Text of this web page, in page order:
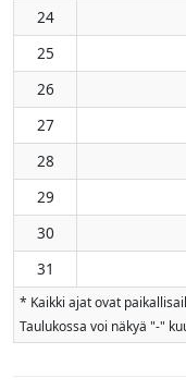
24
25
26
27
28
29
30
31
* Kaikki ajat ovat
Taulukossa voi näkyä "-"